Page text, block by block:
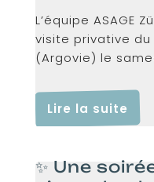
L’équipe ASAGE
visite privative
(Argovie) le
Lire la suite
✨ Une